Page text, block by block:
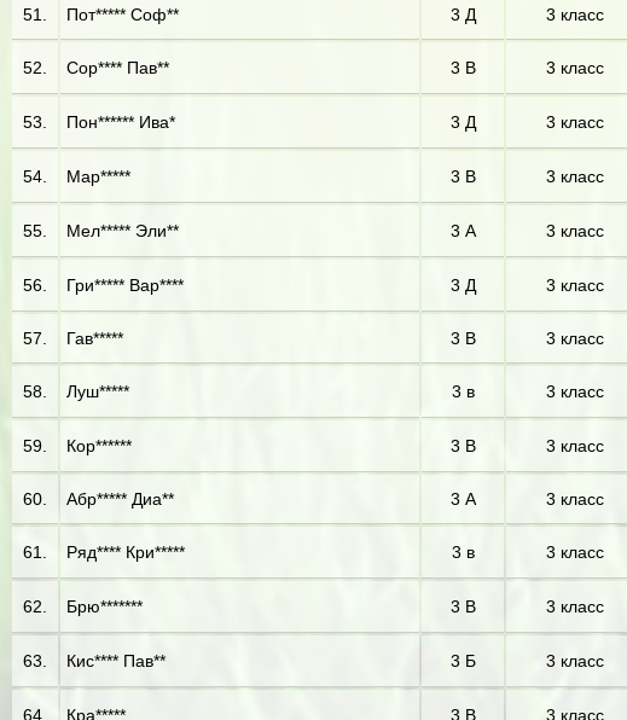
51. Пот***** Соф** 3 Д 3 класс
52. Сор**** Пав** 3 В 3 класс
53. Пон****** Ива* 3 Д 3 класс
54. Мар***** 3 В 3 класс
55. Мел***** Эли** 3 А 3 класс
56. Гри***** Вар**** 3 Д 3 класс
57. Гав***** 3 В 3 класс
58. Луш***** 3 в 3 класс
59. Кор****** 3 В 3 класс
60. Абр***** Диа** 3 А 3 класс
61. Ряд**** Кри***** 3 в 3 класс
62. Брю******* 3 В 3 класс
63. Кис**** Пав** 3 Б 3 класс
64. Кра***** 3 В 3 класс